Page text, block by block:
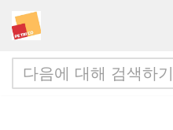
콘
텐
츠